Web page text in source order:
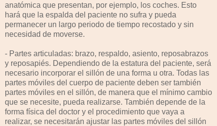
anatómica que presentan, por ejemplo, los coches. Esto
hará que la espalda del paciente no sufra y pueda
permanecer un largo periodo de tiempo recostado y sin
necesidad de moverse.
- Partes articuladas: brazo, respaldo, asiento, reposabrazos
y reposapiés. Dependiendo de la estatura del paciente, será
necesario incorporar el sillón de una forma u otra. Todas las
partes móviles del cuerpo de paciente deben ser también
partes móviles en el sillón, de manera que el mínimo cambio
que se necesite, pueda realizarse. También depende de la
forma física del doctor y el procedimiento que vaya a
realizar, se necesitarán ajustar las partes móviles del sillón